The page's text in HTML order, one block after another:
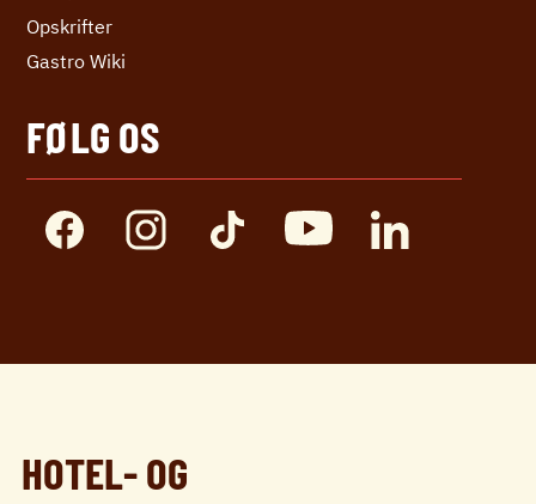
Opskrifter
Gastro Wiki
FØLG OS
HOTEL- OG